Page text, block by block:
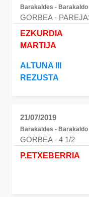
Barakaldes - Barakaldo
GORBEA-
EZKURDIA
MARTIJA
ALTUNA III
REZUSTA
21/07/2019
Barakaldes - Barakaldo
GORBEA- 4 1/2
P.ETXEBERRIA